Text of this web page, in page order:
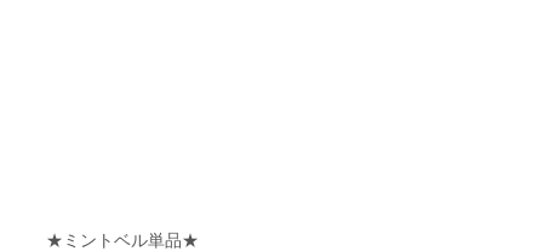
★ミントベル単品★